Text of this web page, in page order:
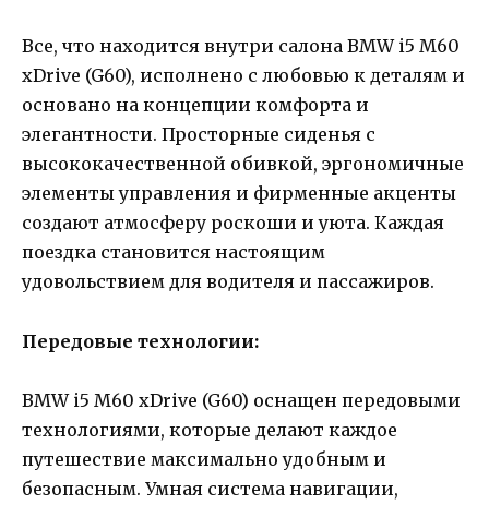
Все, что находится внутри салона BMW i5 M60
xDrive (G60), исполнено с любовью к деталям и
основано на концепции комфорта и
элегантности. Просторные сиденья с
высококачественной обивкой, эргономичные
элементы управления и фирменные акценты
создают атмосферу роскоши и уюта. Каждая
поездка становится настоящим
удовольствием для водителя и пассажиров.
Передовые технологии:
BMW i5 M60 xDrive (G60) оснащен передовыми
технологиями, которые делают каждое
путешествие максимально удобным и
безопасным. Умная система навигации,